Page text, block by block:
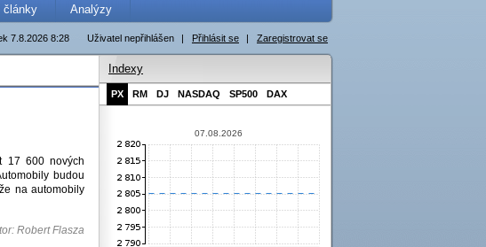
články Analýzy
Uživatel nepřihlášen | Přihlásit se | Zaregistrovat se
7.8.2026 8:28
17 600 nových
budou
na automobily
Robert Flasza
Indexy
PX RM DJ NASDAQ SP500 DAX
07.08.2026